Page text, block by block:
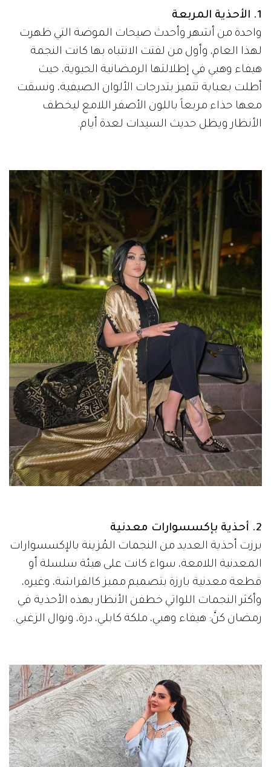
1. الأحذية المربعة
واحدة من أشهر وأحدث صيحات الموضة التي ظهرت
لهذا العام، وأول من لفتت الانتباه بها كانت النجمة
هيفاء وهبي في إطلالتها الرمضانية الحيوية، حيث
أطلت بعباية تتميز بتدرجات الألوان الصيفية، ونسقت
معها حذاء مربعاً باللون الأصفر اللامع ليخطف
الأنظار ويظل حديث السيدات لعدة أيام.
2. أحذية بإكسسوارات معدنية
برزت أحذية العديد من النجمات المُزينة بالإكسسوارات
المعدنية اللامعة، سواء كانت على هيئة سلسلة أو
قطعة معدنية بارزة بتصميم مميز كالفراشة، وغيره،
وأكثر النجمات اللواتي خطفن الأنظار بهذه الأحذية في
رمضان كنَّ: هيفاء وهبي، ملكة كابلي، درة، ونوال الزغبي.